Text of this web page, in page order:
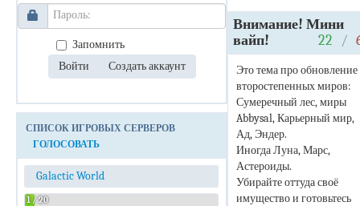
Запомнить
СПИСОК ИГРОВЫХ СЕРВЕРОВ
ГОЛОСОВАТЬ
Galactic World
1 / 20
Внимание! Мини
вайп!
22 /
Это тема про обновление
второстепенных миров:
Сумеречный лес, миры
Abbysal, Карьерный мир,
Ад, Эндер.
Иногда Луна, Марс,
Астероиды.
Убирайте оттуда своё
имущество и готовьтесь